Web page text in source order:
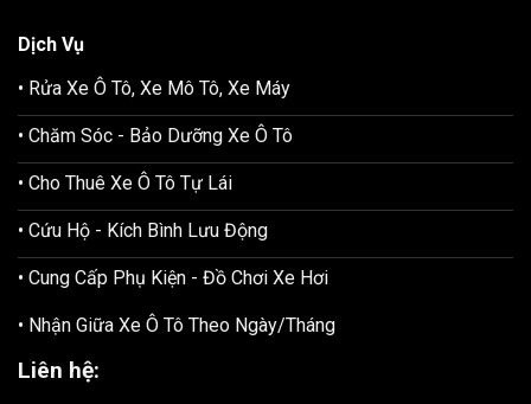
Dịch Vụ
• Rửa Xe Ô Tô, Xe Mô Tô, Xe Máy
• Chăm Sóc - Bảo Dưỡng Xe Ô Tô
• Cho Thuê Xe Ô Tô Tự Lái
• Cứu Hộ - Kích Bình Lưu Động
• Cung Cấp Phụ Kiện - Đồ Chơi Xe Hơi
• Nhận Giữa Xe Ô Tô Theo Ngày/Tháng
Liên hệ: